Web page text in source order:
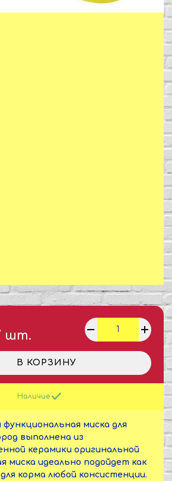
/ шт.
В КОРЗИНУ
Наличие
миска для
выполнена из
керамики оригинальной
миска идеально подойдет как
корма любой консистенции.